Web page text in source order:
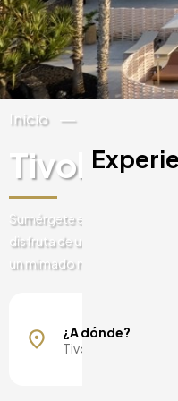
Inicio
Tivoli La
Sumérgete en el entorno
disfruta de un tiempo de
un mimado masaje. El lugar
Barcelona, España
Madrid, España
¿A dónde?